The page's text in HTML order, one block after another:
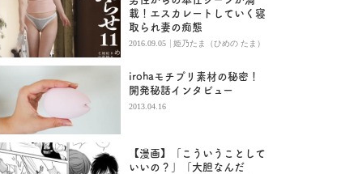
載！エスカレートしていく寝
取られ妻の痴態
2016.09.05 | 姫乃たま（ひめの たま）
irohaモチプリ素材の秘密！
開発秘話インタビュー
2013.04.16
【漫画】「こういうことして
いいの？」「大胆なんだ